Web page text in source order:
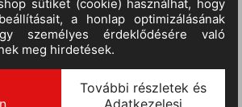
III. RAKTÁRON
(szállítási idő 9-14 nap)
:
III.
(szállítási idő 9-14 nap)
: